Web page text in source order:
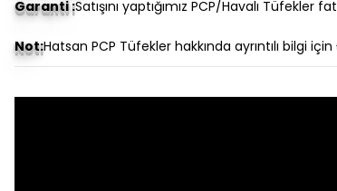
Garanti :Satışını yaptığımız PCP/Havalı
Not:Hatsan PCP Tüfekler hakkında ayrıntılı bilgi için